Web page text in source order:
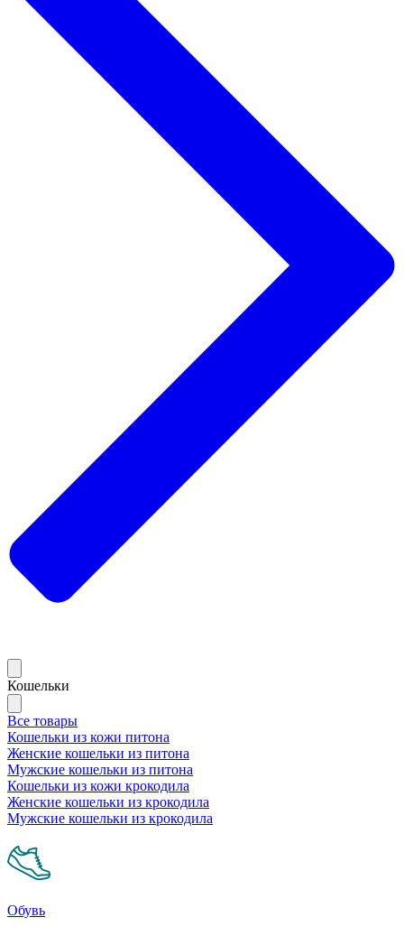
Кошельки
Все товары
Кошельки из кожи питона
Женские кошельки из питона
Мужские кошельки из питона
Кошельки из кожи крокодила
Женские кошельки из крокодила
Мужские кошельки из крокодила
Обувь